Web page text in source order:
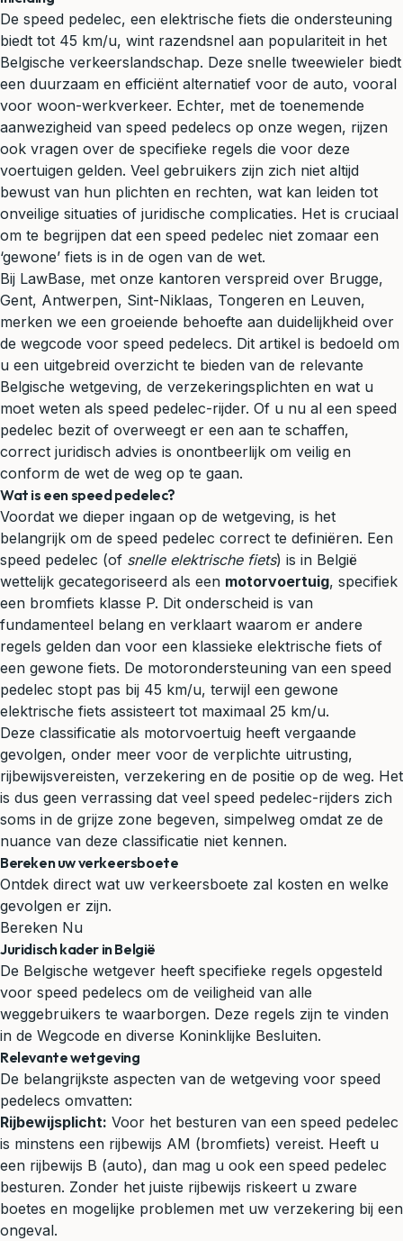
De speed pedelec, een elektrische fiets die ondersteuning
biedt tot 45 km/u, wint razendsnel aan populariteit in het
Belgische verkeerslandschap. Deze snelle tweewieler biedt
een duurzaam en efficiënt alternatief voor de auto, vooral
voor woon-werkverkeer. Echter, met de toenemende
aanwezigheid van speed pedelecs op onze wegen, rijzen
ook vragen over de specifieke regels die voor deze
voertuigen gelden. Veel gebruikers zijn zich niet altijd
bewust van hun plichten en rechten, wat kan leiden tot
onveilige situaties of juridische complicaties. Het is cruciaal
om te begrijpen dat een speed pedelec niet zomaar een
‘gewone’ fiets is in de ogen van de wet.
Bij LawBase, met onze kantoren verspreid over Brugge,
Gent, Antwerpen, Sint-Niklaas, Tongeren en Leuven,
merken we een groeiende behoefte aan duidelijkheid over
de wegcode voor speed pedelecs. Dit artikel is bedoeld om
u een uitgebreid overzicht te bieden van de relevante
Belgische wetgeving, de verzekeringsplichten en wat u
moet weten als speed pedelec-rijder. Of u nu al een speed
pedelec bezit of overweegt er een aan te schaffen,
correct juridisch advies is onontbeerlijk om veilig en
conform de wet de weg op te gaan.
Wat is een speed pedelec?
Voordat we dieper ingaan op de wetgeving, is het
belangrijk om de speed pedelec correct te definiëren. Een
speed pedelec (of snelle elektrische fiets) is in België
wettelijk gecategoriseerd als een motorvoertuig, specifiek
een bromfiets klasse P. Dit onderscheid is van
fundamenteel belang en verklaart waarom er andere
regels gelden dan voor een klassieke elektrische fiets of
een gewone fiets. De motorondersteuning van een speed
pedelec stopt pas bij 45 km/u, terwijl een gewone
elektrische fiets assisteert tot maximaal 25 km/u.
Deze classificatie als motorvoertuig heeft vergaande
gevolgen, onder meer voor de verplichte uitrusting,
rijbewijsvereisten, verzekering en de positie op de weg. Het
is dus geen verrassing dat veel speed pedelec-rijders zich
soms in de grijze zone begeven, simpelweg omdat ze de
nuance van deze classificatie niet kennen.
Bereken uw verkeersboete
Ontdek direct wat uw verkeersboete zal kosten en welke
gevolgen er zijn.
Bereken Nu
Juridisch kader in België
De Belgische wetgever heeft specifieke regels opgesteld
voor speed pedelecs om de veiligheid van alle
weggebruikers te waarborgen. Deze regels zijn te vinden
in de Wegcode en diverse Koninklijke Besluiten.
Relevante wetgeving
De belangrijkste aspecten van de wetgeving voor speed
pedelecs omvatten:
Rijbewijsplicht: Voor het besturen van een speed pedelec
is minstens een rijbewijs AM (bromfiets) vereist. Heeft u
een rijbewijs B (auto), dan mag u ook een speed pedelec
besturen. Zonder het juiste rijbewijs riskeert u zware
boetes en mogelijke problemen met uw verzekering bij een
ongeval.